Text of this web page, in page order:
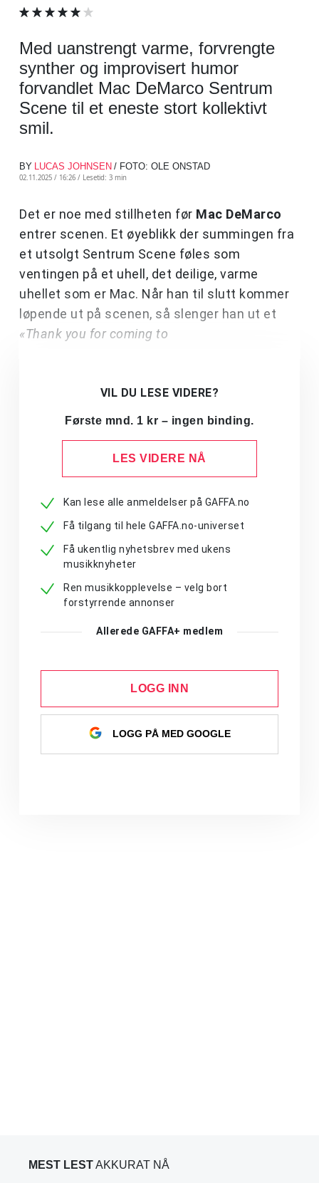
Med uanstrengt varme, forvrengte
synther og improvisert humor
forvandlet Mac DeMarco Sentrum
Scene til et eneste stort kollektivt
smil.
BY LUCAS JOHNSEN / FOTO: OLE ONSTAD
02.11.2025 / 16:26 / Lesetid: 3 min
Det er noe med stillheten før Mac DeMarco
entrer scenen. Et øyeblikk der summingen fra
et utsolgt Sentrum Scene føles som
ventingen på et uhell, det deilige, varme
uhellet som er Mac. Når han til slutt kommer
løpende ut på scenen, så slenger han ut et
«Thank you for coming to
VIL DU LESE VIDERE?
Første mnd. 1 kr – ingen binding.
LES VIDERE NÅ
Kan lese alle anmeldelser på GAFFA.no
Få tilgang til hele GAFFA.no-universet
Få ukentlig nyhetsbrev med ukens
musikknyheter
Ren musikkopplevelse – velg bort
forstyrrende annonser
Allerede GAFFA+ medlem
LOGG INN
LOGG PÅ MED GOOGLE
MEST LESTAKKURAT NÅ